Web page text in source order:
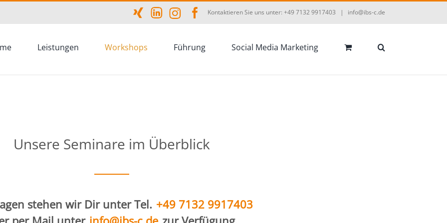
Kontaktieren Sie uns unter: +49 7132 9917403 | info@ibs-c.de
Leistungen Workshops Führung Social Media Marketing
Unsere Seminare im Überblick
stehen wir Dir unter Tel. +49 7132 9917403